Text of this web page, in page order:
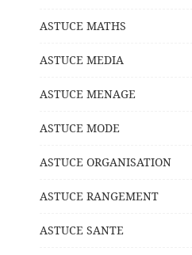
ASTUCE MATHS
ASTUCE MEDIA
ASTUCE MENAGE
ASTUCE MODE
ASTUCE ORGANISATION
ASTUCE RANGEMENT
ASTUCE SANTE